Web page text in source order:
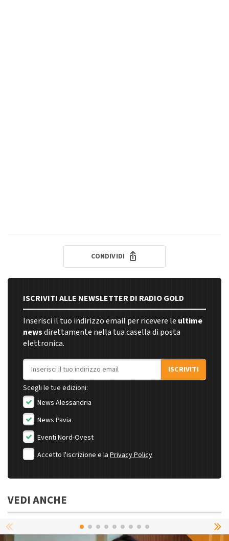
CONDIVIDI
ISCRIVITI ALLE NEWSLETTER DI RADIO GOLD
Inserisci il tuo indirizzo email per ricevere le ultime
newsdirettamente nella tua casella di posta
elettronica.
Indirizzo email
ISCRIVITI
Scegli le tue edizioni:
News Alessandria
News Pavia
Eventi Nord-Ovest
Accetto l'iscrizione e la Privacy Policy
VEDI ANCHE